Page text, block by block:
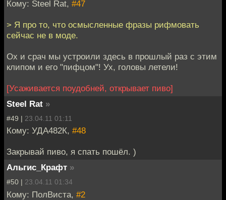
Кому: Steel Rat, #47
> Я про то, что осмысленные фразы рифмовать
сейчас не в моде.
Ох и срач мы устроили здесь в прошлый раз с этим
клипом и его "пифцом"! Ух, головы летели!
[Усаживается поудобней, открывает пиво]
Steel Rat »
#49 | 23.04.11 01:11
Кому: УДА482К, #48
Закрывай пиво, я спать пошёл. )
Альгис_Крафт »
#50 | 23.04.11 01:34
Кому: ПолВиста, #2